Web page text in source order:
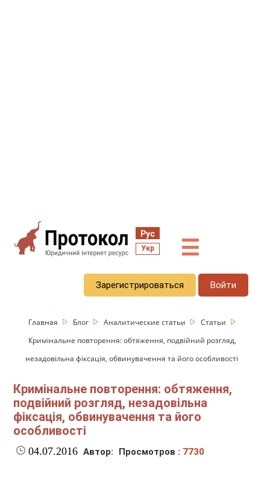
Рус
Укр ☰
Зарегистрироваться Войти
Главная Блог Аналитические статьи
Статьи
Кримінальне повторення: обтяження, подвійний розгляд,
незадовільна фіксація, обвинувачення та його особливості
Кримінальне повторення: обтяження,
подвійний розгляд, незадовільна
фіксація, обвинувачення та його
особливості
04.07.2016 Автор: Просмотров : 7730